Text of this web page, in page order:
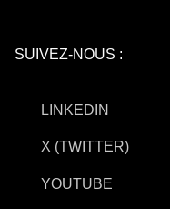
SUIVEZ-NOUS :
LINKEDIN
X (TWITTER)
YOUTUBE